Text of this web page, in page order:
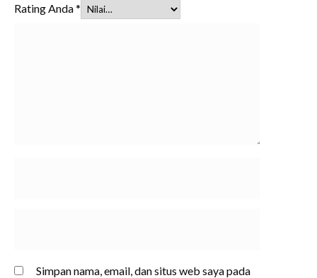
Rating Anda*
Simpan nama, email, dan situs web saya pada